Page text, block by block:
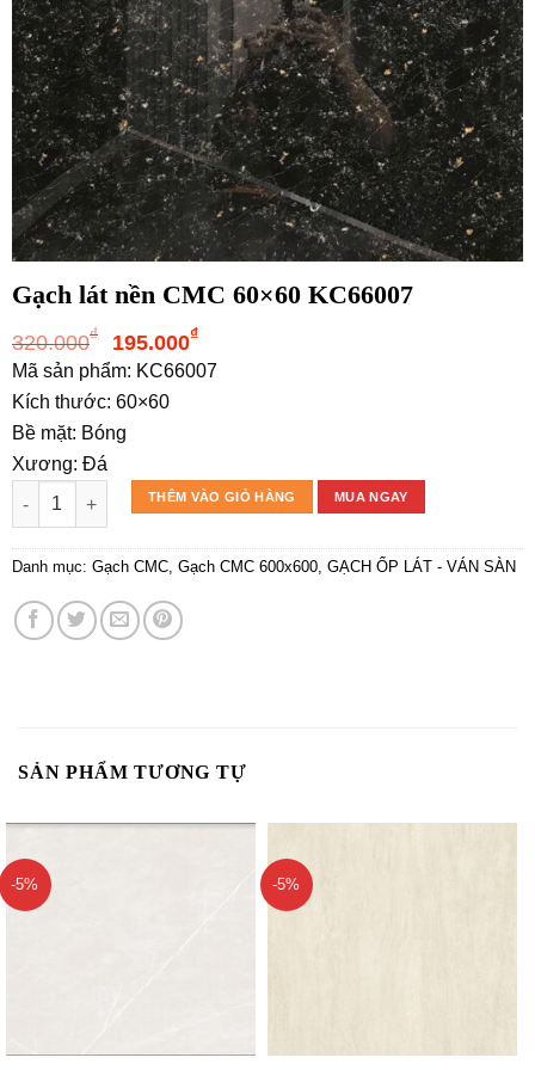
Gạch lát nền CMC 60×60 KC66007
320.000₫
Giá
gốc
là:
320.000₫.
195.000₫Giá
hiện
Mã sản phẩm: KC66007
Kích thước: 60×60
Bề mặt: Bóng
Xương: Đá
Gạch lát nền CMC 60x60 KC66007 số lượng
THÊM VÀO GIỎ HÀNG MUA NGAY
Danh mục: Gạch CMC, Gạch CMC 600x600, GẠCH ỐP LÁT - VÁN SÀN
SẢN PHẨM TƯƠNG TỰ
-5% -5%